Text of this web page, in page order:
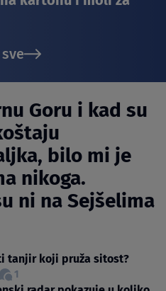
Goru i kad su
bilo mi je
nikoga.
ni na Sejšelima
tanjir koji pruža sitost?
1